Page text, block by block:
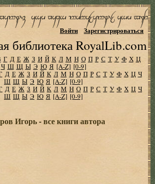
библиотека RoyalLib.com
Войти Зарегистрироваться
Г Д Е Ж З И Й К Л М Н О П Р С Т У Ф Х Ц
Ч Ш Щ Ы Э Ю Я [A-Z] [0-9]
Д Е Ж З И Й К Л М Н О П Р С Т У Ф Х Ц Ч
Ш Щ Ы Э Ю Я [A-Z] [0-9]
Д Е Ж З И Й К Л М Н О П Р С Т У Ф Х Ц Ч
Ш Щ Ы Э Ю Я [A-Z] [0-9]
Игорь - все книги автора